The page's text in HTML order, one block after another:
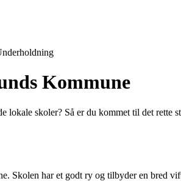
Kommune
skoler? Så er du kommet til det
Skolen har et godt ry og tilbyder en bred